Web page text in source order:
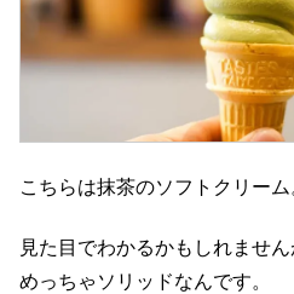
こちらは抹茶のソフトクリーム
見た目でわかるかもしれませ
めっちゃソリッドなんです。